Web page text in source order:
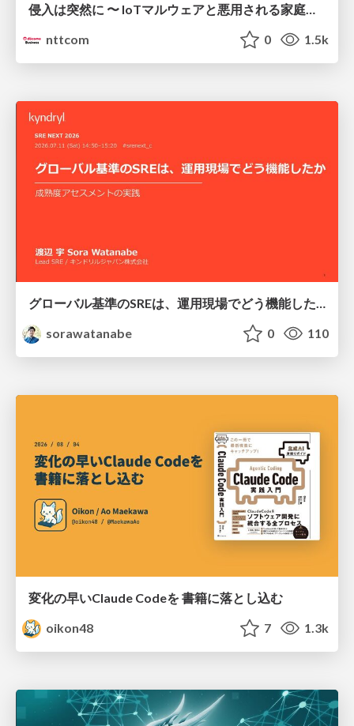
侵入は突然に 〜 IoTマルウェアと悪用される家庭の機器 ～ / When Intrusion Strikes: IoT Malware and the Abuse of Home Devices
nttcom
0 1.5k
グローバル基準のSREは、運用現場でどう機能したか：成熟度アセスメントの実践 ／ SRE NEXT 2026
sorawatanabe
0 110
変化の早いClaude Codeを 書籍に落とし込む
oikon48
7 1.3k